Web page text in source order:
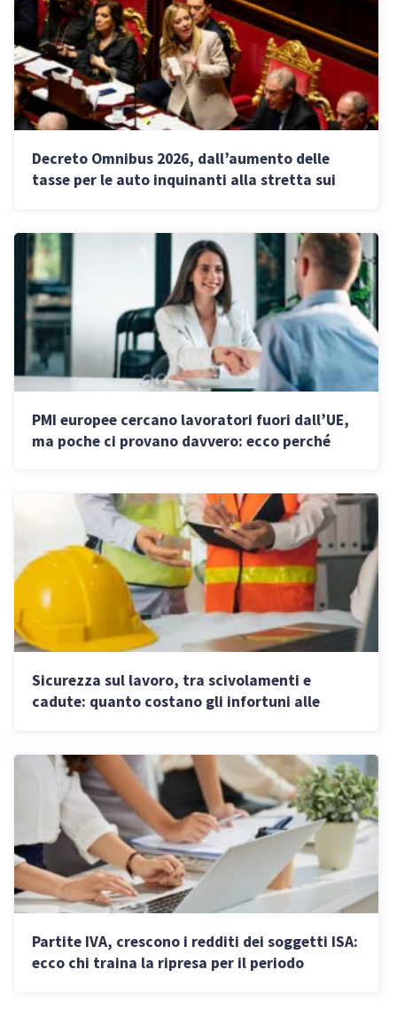
Decreto Omnibus 2026, dall’aumento delle
tasse per le auto inquinanti alla stretta sui
PMI europee cercano lavoratori fuori dall’UE,
ma poche ci provano davvero: ecco perché
Sicurezza sul lavoro, tra scivolamenti e
cadute: quanto costano gli infortuni alle
Partite IVA, crescono i redditi dei soggetti ISA:
ecco chi traina la ripresa per il periodo